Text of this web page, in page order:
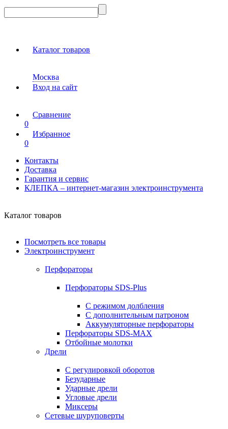
Каталог товаров
Москва
Вход на сайт
Сравнение
0
Избранное
0
Контакты
Доставка
Гарантия и сервис
КЛЕПКА – интернет-магазин электроинструмента
Каталог товаров
Посмотреть все товары
Электроинструмент
Перфораторы
Перфораторы SDS-Plus
С режимом долбления
С дополнительным патроном
Аккумуляторные перфораторы
Перфораторы SDS-MAX
Отбойные молотки
Дрели
С регулировкой оборотов
Безударные
Ударные дрели
Угловые дрели
Миксеры
Сетевые шуруповерты